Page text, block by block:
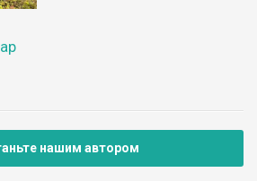
нашим автором